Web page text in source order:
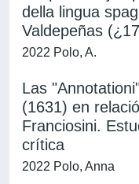
della lingua
Valdepeñas
2022 Polo, A.
Las
(1631) en
Franciosini.
crítica
2022 Polo, Anna